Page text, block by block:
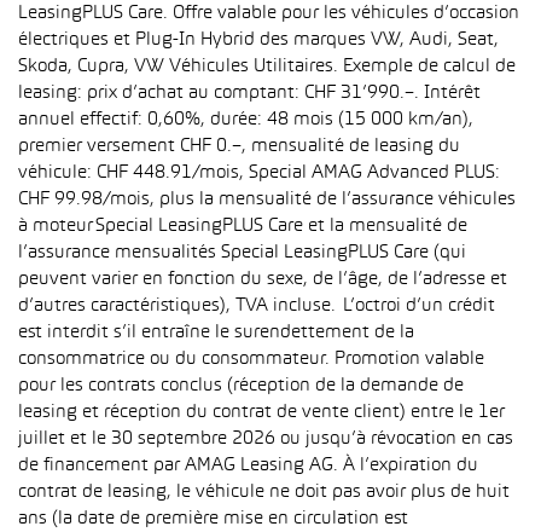
LeasingPLUS Care. Offre valable pour les véhicules d’occasion
électriques et Plug-In Hybrid des marques VW, Audi, Seat,
Skoda, Cupra, VW Véhicules Utilitaires. Exemple de calcul de
leasing: prix d’achat au comptant: CHF 31’990.–. Intérêt
annuel effectif: 0,60%, durée: 48 mois (15 000 km/an),
premier versement CHF 0.–, mensualité de leasing du
véhicule: CHF 448.91/mois, Special AMAG Advanced PLUS:
CHF 99.98/mois, plus la mensualité de l’assurance véhicules
à moteur Special LeasingPLUS Care et la mensualité de
l’assurance mensualités Special LeasingPLUS Care (qui
peuvent varier en fonction du sexe, de l’âge, de l’adresse et
d’autres caractéristiques), TVA incluse. L’octroi d’un crédit
est interdit s’il entraîne le surendettement de la
consommatrice ou du consommateur. Promotion valable
pour les contrats conclus (réception de la demande de
leasing et réception du contrat de vente client) entre le 1er
juillet et le 30 septembre 2026 ou jusqu’à révocation en cas
de financement par AMAG Leasing AG. À l’expiration du
contrat de leasing, le véhicule ne doit pas avoir plus de huit
ans (la date de première mise en circulation est